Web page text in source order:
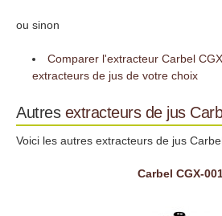
ou sinon
Comparer l'extracteur Carbel
extracteurs de jus de votre choix
Autres extracteurs de jus
Voici les autres extracteurs de jus
Carbel CGX-